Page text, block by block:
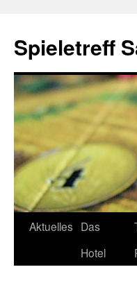
Spieletreff
Zum
Aktuelles Das
Hotel